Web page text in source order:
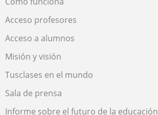
Acceso profesores
Acceso a alumnos
Misión y visión
Tusclases en el mundo
Sala de prensa
Informe sobre el futuro de la educación